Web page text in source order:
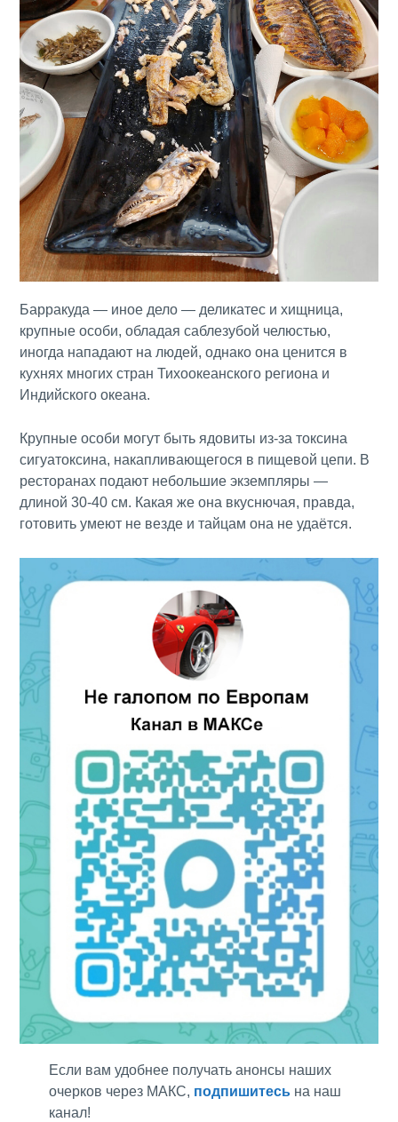
Барракуда — иное дело — деликатес и хищница,
крупные особи, обладая саблезубой челюстью,
иногда нападают на людей, однако она ценится в
кухнях многих стран Тихоокеанского региона и
Индийского океана.
Крупные особи могут быть ядовиты из-за токсина
сигуатоксина, накапливающегося в пищевой цепи. В
ресторанах подают небольшие экземпляры —
длиной 30-40 см. Какая же она вкуснючая, правда,
готовить умеют не везде и тайцам она не удаётся.
Если вам удобнее получать анонсы наших
очерков через МАКС, подпишитесьна наш
канал!